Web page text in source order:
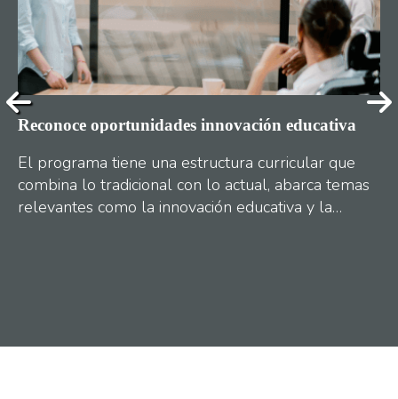
Reconoce oportunidades innovación educativa
El programa tiene una estructura curricular que
combina lo tradicional con lo actual, abarca temas
relevantes como la innovación educativa y la